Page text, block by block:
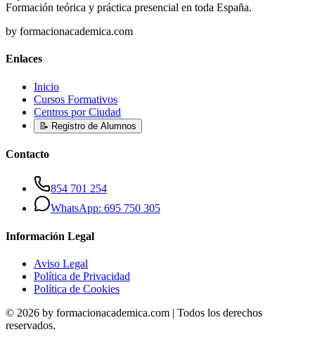
Formación teórica y práctica presencial en toda España.
by formacionacademica.com
Enlaces
Inicio
Cursos Formativos
Centros por Ciudad
📝 Registro de Alumnos
Contacto
854 701 254
WhatsApp: 695 750 305
Información Legal
Aviso Legal
Política de Privacidad
Política de Cookies
© 2026 by formacionacademica.com | Todos los derechos
reservados.